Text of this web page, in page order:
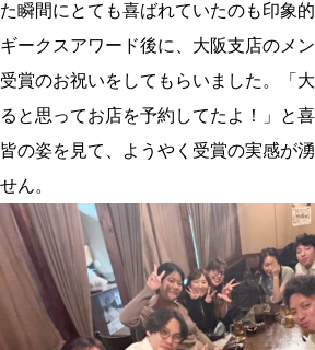
た瞬間にとても喜ばれていたのも印象的
ギークスアワード後に、大阪支店のメン
受賞のお祝いをしてもらいました。「
ると思ってお店を予約してたよ！」と
皆の姿を見て、ようやく受賞の実感が
せん。